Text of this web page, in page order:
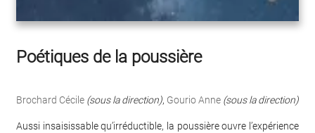
Poétiques de la poussière
Brochard Cécile (sous la direction), Gourio Anne (sous la direction)
Aussi insaisissable qu’irréductible, la poussière ouvre l’expérience